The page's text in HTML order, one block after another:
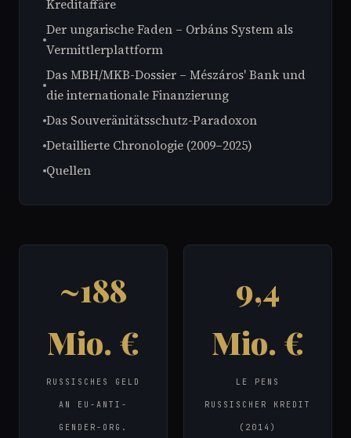
Kreditaffäre
Der ungarische Faden – Orbáns System als
Vermittlerplattform
Das MBH/MKB-Dossier – Mészáros' Bank und
die internationale Finanzierung
Das Souveränitätsschutz-Paradoxon
Detaillierte Chronologie (2009–2025)
Quellen
~188
Mio. €
RUSSISCHES GELD
AN EU-ANTI-
GENDER-ORG.
9,4
Mio. €
LE PENS
RUSSISCHER KREDIT
(2014)